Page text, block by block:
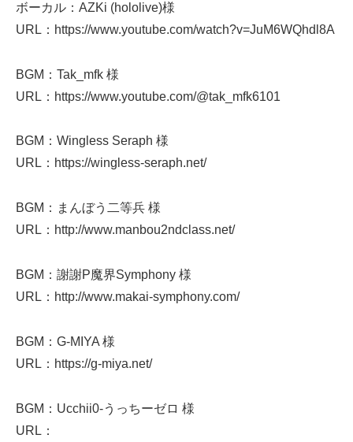
ボーカル：AZKi (hololive)様
URL：https://www.youtube.com/watch?v=JuM6WQhdl8A
BGM：Tak_mfk 様
URL：https://www.youtube.com/@tak_mfk6101
BGM：Wingless Seraph 様
URL：https://wingless-seraph.net/
BGM：まんぼう二等兵 様
URL：http://www.manbou2ndclass.net/
BGM：謝謝P魔界Symphony 様
URL：http://www.makai-symphony.com/
BGM：G-MIYA 様
URL：https://g-miya.net/
BGM：Ucchii0-うっちーゼロ 様
URL：